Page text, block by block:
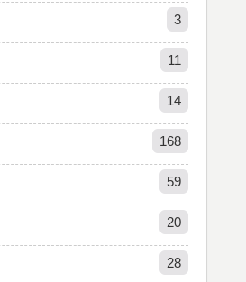
3
11
14
168
59
20
28